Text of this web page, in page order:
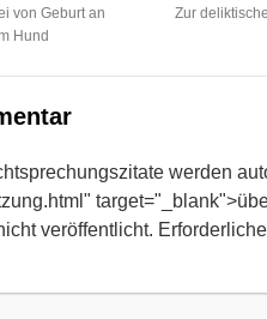
von Geburt an
Hund
Zur
werden
veröffentlicht.